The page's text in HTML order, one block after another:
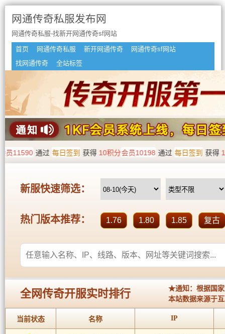
网通传奇私服发布网
网通传奇私服-找新开网通传奇sf网站
首页 网通传奇私服 新开网通传奇
网通传奇sf网站
找网通传奇
全站标签